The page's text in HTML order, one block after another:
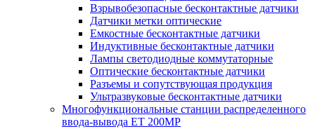
Взрывобезопасные бесконтактные датчики
Датчики метки оптические
Емкостные бесконтактные датчики
Индуктивные бесконтактные датчики
Лампы светодиодные коммутаторные
Оптические бесконтактные датчики
Разъемы и сопутствующая продукция
Ультразвуковые бесконтактные датчики
Многофункциональные станции распределенного
ввода-вывода ET 200MP